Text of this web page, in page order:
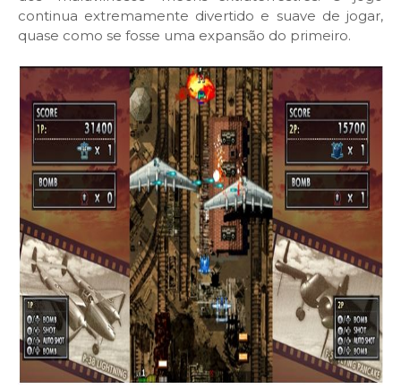
continua extremamente divertido e suave de jogar,
quase como se fosse uma expansão do primeiro.